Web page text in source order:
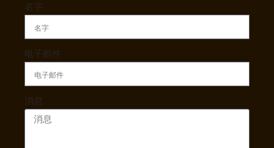
名字
电子邮件
消息